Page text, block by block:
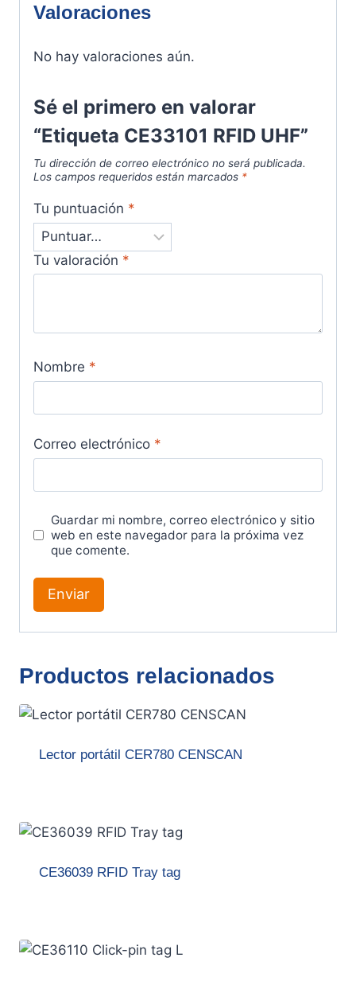
Valoraciones
No hay valoraciones aún.
Sé el primero en valorar
“Etiqueta CE33101 RFID UHF”
Tu dirección de correo electrónico no será publicada.
Los campos requeridos están marcados *
Tu puntuación *
Tu valoración *
Nombre *
Correo electrónico *
Guardar mi nombre, correo electrónico y sitio
web en este navegador para la próxima vez
que comente.
Productos relacionados
Lector portátil CER780 CENSCAN
CE36039 RFID Tray tag